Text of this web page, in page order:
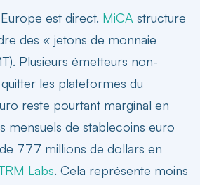
est direct. MiCA structure
des « jetons de monnaie
Plusieurs émetteurs non-
les plateformes du
reste pourtant marginal en
mensuels de stablecoins euro
777 millions de dollars en
Labs. Cela représente moins